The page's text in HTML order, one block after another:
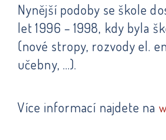
Nynější podoby se škole
let 1996 – 1998, kdy byla
(nové stropy, rozvody el.
učebny, …).
Více informací najdete na